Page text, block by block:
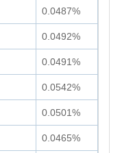
0.0487%
0.0492%
0.0491%
0.0542%
0.0501%
0.0465%